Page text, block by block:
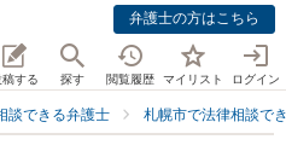
弁護士の方はこちら
稿する 探す 閲覧履歴 マイリスト ログイン
談できる弁護士 札幌市で法律相談で